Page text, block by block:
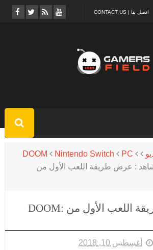
اتصل بنا | CONTACT US
DOOM Nintendo Switch
PC
: عرض طريقة اللعب الأول من
شاهد : عرض طريقة اللعب الأول من DOOM:
أغسطس 10, 2018